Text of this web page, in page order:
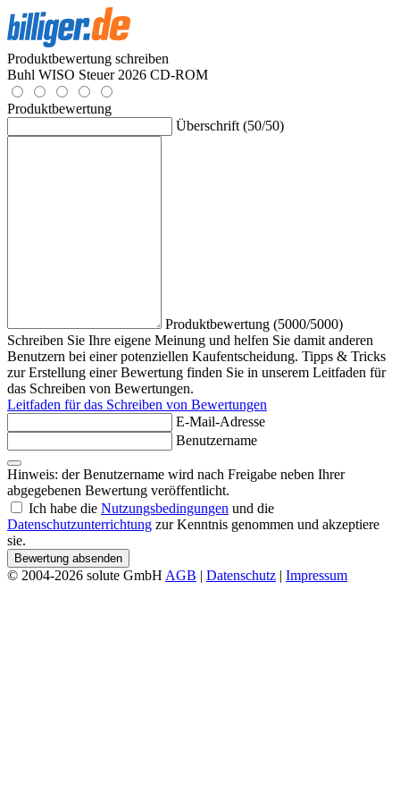
Produktbewertung schreiben
Buhl WISO Steuer 2026 CD-ROM
Produktbewertung
Überschrift (50/50)
Produktbewertung (5000/5000)
Schreiben Sie Ihre eigene Meinung und helfen Sie damit anderen
Benutzern bei einer potenziellen Kaufentscheidung. Tipps & Tricks
zur Erstellung einer Bewertung finden Sie in unserem Leitfaden für
das Schreiben von Bewertungen.
Leitfaden für das Schreiben von Bewertungen
E-Mail-Adresse
Benutzername
Hinweis: der Benutzername wird nach Freigabe neben Ihrer
abgegebenen Bewertung veröffentlicht.
Ich habe die Nutzungsbedingungen und die
Datenschutzunterrichtung zur Kenntnis genommen und akzeptiere
sie.
Bewertung absenden
© 2004-2026 solute GmbH AGB | Datenschutz | Impressum